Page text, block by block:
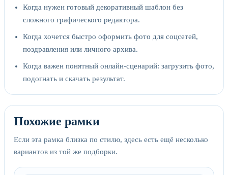
Когда нужен готовый декоративный шаблон без
сложного графического редактора.
Когда хочется быстро оформить фото для соцсетей,
поздравления или личного архива.
Когда важен понятный онлайн-сценарий: загрузить фото,
подогнать и скачать результат.
Похожие рамки
Если эта рамка близка по стилю, здесь есть ещё несколько
вариантов из той же подборки.